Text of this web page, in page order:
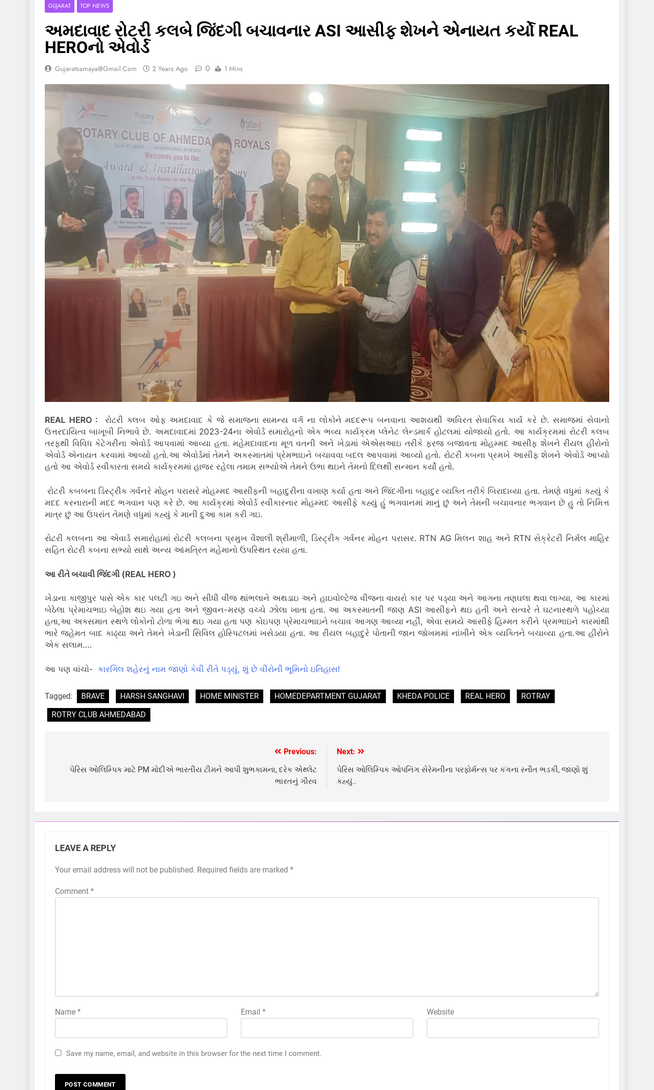
GUJARAT TOP NEWS
અમદાવાદ રોટરી કલબે જિંદગી બચાવનાર ASI આસીફ શેખને એનાયત કર્યો REAL
HEROનો એવોર્ડ
Gujaratsamaya@gmail.com 2 Years Ago 0 1 Mins
REAL HERO : રોટરી ક્લબ ઓફ અમદાવાદ કે જે સમાજના સામન્ય વર્ગ ના લોકોને મદદરૂપ બનવાના આશયથી અવિરત સેવાકિય કાર્ય કરે છે. સમાજમાં સેવાનો
ઉત્તરદાયિત્વ બાખૂબી નિભાવે છે. અમદાવાદમાં 2023-24ના એવોર્ડ સમારોહનો એક ભવ્ય કાર્યક્રમ પ્લેનેટ લેન્ડમાર્ક હોટલમાં યોજાયો હતો. આ કાર્યક્રમમાં રોટરી કલબ
તરફથી વિવિધ કેટેગરીના એવોર્ડ આપવામાં આવ્યા હતા. મહેમદાવાદના મૂળ વતની અને ખેડામાં એએસઆઇ તરીકે ફરજ બજાવતા મોહમ્મદ આસીફ શેખને રીયલ હીરોનો
એવોર્ડ એનાયત કરવામાં આવ્યો હતો.આ એવોર્ડમાં તેમને અકસ્માતમાં પ્રેમભાઇને બચાવવા બદલ આપવામાં આવ્યો હતો. રોટરી કબના પ્રમખે આસીફ શેખને એવોર્ડ આપ્યો
હતો આ એવોર્ડ સ્વીકારતા સમયે કાર્યક્રમમાં હાજર રહેલા તમામ સભ્યોએ તેમને ઉભા થઇને તેમનો દિલથી સન્માન કર્યો હતો.
રોટરી કબબના ડિસ્ટ્રીક ગર્વનરે મોહન પરાસરે મોહમ્મદ આસીફની બહાદુરીના વખાણ કર્યા હતા અને જિંદગીના બહાદુર વ્યક્તિ તરીકે બિરાદાવ્યા હતા. તેમણે વધુમાં કહ્યું કે
મદદ કરનારાની મદદ ભગવાન પણ કરે છે. આ કાર્યક્રમાં એવોર્ડ સ્વીકારનાર મોહમ્મદ આસીફે કહ્યું હું ભગવાનમાં માનું છું અને તેમની બચાવનાર ભગવાન છે હુ તો નિમિત્ત
માત્ર છું આ ઉપરાંત તેમણે વધુમાં કહ્યું કે માની દુઆ કામ કરી ગઇ.
રોટરી કલબના આ એવાર્ડ સમારોહામાં રોટરી કલબના પ્રમુખ વૈશાલી શ્રીમાળી, ડિસ્ટ્રીક ગર્વનર મોહન પરાસર. RTN AG મિલન શાહ અને RTN સેક્રેટરી નિર્મલ માહિર
સહિત રોટરી કબના સભ્યો સાથે અન્ય આંમત્રિત મહેમાનો ઉપસ્થિત રહ્યા હતા.
આ રીતે બચાવી જિંંદગી (REAL HERO )
ખેડાના કાજીપુર પાસે એક કાર પલટી ગઇ અને સીધી વીજ થાંભલાને અથડાઇ અને હાઇવોલ્ટેજ વીજના વાયરો કાર પર પડ્યા અને આગના તણઘલા થવા લાગ્યા, આ કારમાં
બેઠેલા પ્રેમાચભાઇ બેહોશ થઇ ગયા હતા અને જીવન-મરણ વચ્ચે ઝોલા ખાતા હતા. આ અકસ્માતની જાણ ASI આસીફને થઇ હતી અને સત્વરે તે ઘટનાસ્થળે પહોચ્યા
હતા,આ અક્સમાત સ્થળે લોકોનો ટોળા ભેગા થઇ ગયા હતા પણ કોઇપણ પ્રેમાચભાઇને બચાવ આગણ આવ્યા નહીં, એવા સમયે આસીફે હિમ્મત કરીને પ્રમભાઇને કારમાંથી
ભારે જહેમત બાદ કાઢ્યા અને તેમને ખેડાની સિવિલ હોસ્પિટલમાં ખસેડયા હતા. આ રીયલ બહાદુરે પોતાની જાન જોખમમાં નાંખીને એક વ્યક્તિને બચાવ્યા હતા.આ હીરોને
એક સલામ….
આ પણ વાંચો- કારગિલ શહેરનું નામ જાણો કેવી રીતે પડ્યું, શું છે વીરોની ભૂમિનો ઇતિહાસ!
Tagged: BRAVE HARSH SANGHAVI HOME MINISTER HOMEDEPARTMENT GUJARAT KHEDA POLICE REAL HERO
ROTRAY
ROTRY CLUB AHMEDABAD
navigation
Previous:
પેરિસ ઓલિમ્પિક માટે PM મોદીએ ભારતીય ટીમને આપી શુભકામના, દરેક એથ્લેટ
ભારતનું ગૌરવ
Next:
પેરિસ ઓલિમ્પિક ઓપનિંગ સેરેમનીના પરફોર્મન્સ પર કંગના રનૌત ભડકી, જાણો શું
કહ્યું..
LEAVE A REPLY
Your email address will not be published. Required fields are marked *
Comment *
Name * Email* Website
Save my name, email, and website in this browser for the next time I comment.